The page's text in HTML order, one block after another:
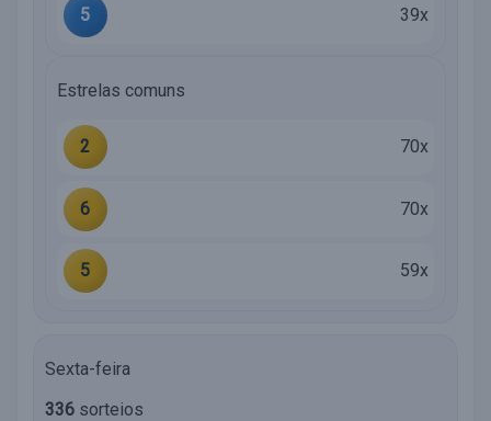
5 39x
Estrelas comuns
2 70x
6 70x
5 59x
Sexta-feira
336 sorteios